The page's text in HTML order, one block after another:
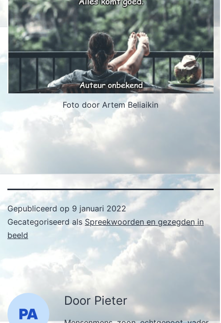
Foto door Artem Beliaikin
Gepubliceerd op 9 januari 2022
Gecategoriseerd als Spreekwoorden en gezegden in
beeld
Door Pieter